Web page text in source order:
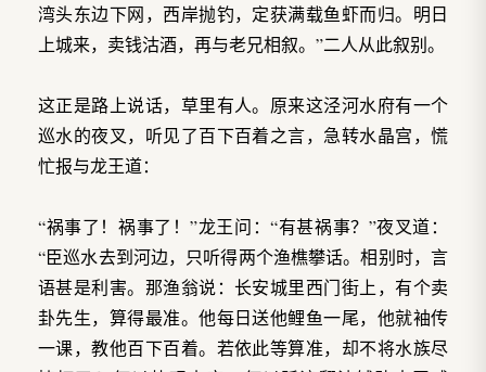
湾头东边下网，西岸抛钓，定获满载鱼虾而归。明日
上城来，卖钱沽酒，再与老兄相叙。”二人从此叙别。
这正是路上说话，草里有人。原来这泾河水府有一个
巡水的夜叉，听见了百下百着之言，急转水晶宫，慌
忙报与龙王道：
“祸事了！祸事了！”龙王问：“有甚祸事？”夜叉道：
“臣巡水去到河边，只听得两个渔樵攀话。相别时，言
语甚是利害。那渔翁说：长安城里西门街上，有个卖
卦先生，算得最准。他每日送他鲤鱼一尾，他就袖传
一课，教他百下百着。若依此等算准，却不将水族尽